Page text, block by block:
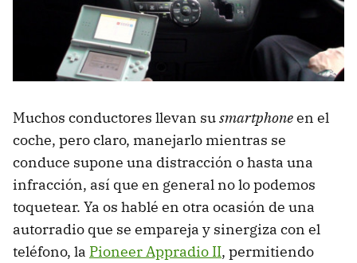
Muchos conductores llevan susmartphoneen el
coche, pero claro, manejarlo mientras se
conduce supone una distracción o hasta una
infracción, así que en general no lo podemos
toquetear. Ya os hablé en otra ocasión de una
autorradio que se empareja y sinergiza con el
teléfono, la Pioneer Appradio II, permitiendo